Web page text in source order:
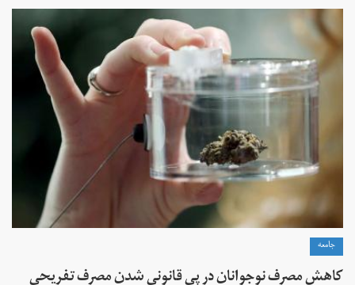
جامعه
کاهش مصرف نوجوانان در پی قانونی شدن مصرف تفریحی